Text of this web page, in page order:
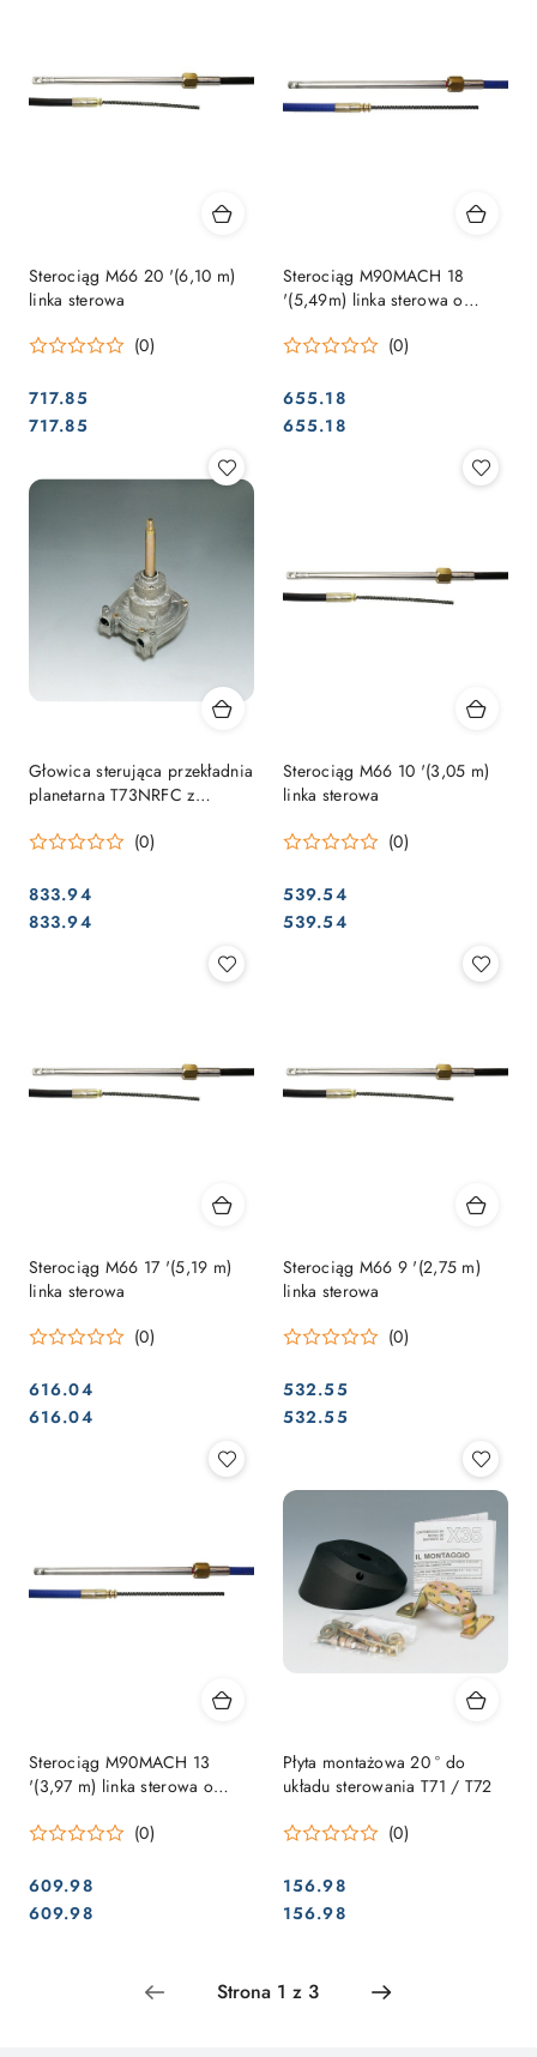
Sterociąg M66 20 '(6,10 m)
linka sterowa
(0)
Cena:
717.85
Cena:
717.85
Sterociąg M90MACH 18
'(5,49m) linka sterowa o
elastyczności (0)
Cena:
655.18
Cena:
655.18
Głowica sterująca przekładnia
planetarna T73NRFC z
(0)
Cena:
833.94
Cena:
833.94
Sterociąg M66 10 '(3,05 m)
linka sterowa
(0)
Cena:
539.54
Cena:
539.54
Sterociąg M66 17 '(5,19 m)
linka sterowa
(0)
Cena:
616.04
Cena:
616.04
Sterociąg M66 9 '(2,75 m)
linka sterowa
(0)
Cena:
532.55
Cena:
532.55
Sterociąg M90MACH 13
'(3,97 m) linka sterowa o
elastyczności (0)
Cena:
609.98
Cena:
609.98
Płyta montażowa 20 ° do
układu sterowania T71 / T72
(0)
Cena:
156.98
Cena:
156.98